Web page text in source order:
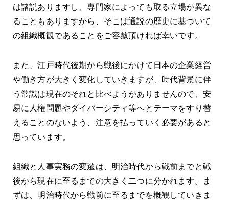
は諸説ありますし、専門家によっても取る立場が異な
ることもありますから、そこは通説の歴史に基づいて
の組織概観であることをご容赦頂ければ幸いです。
また、江戸時代後期から戦後にかけて日本の企業経営
や働き方が大きく変化していきますが、時代背景に伴
う常識は現在のそれと比べようがありませんので、安
易に人権問題やダイバーシティ等へとテーマをすり替
えることのないよう、注意を払っていく必要があると
思っています。
組織と人事実務の変遷は、明治時代から戦前までと戦
後から現在に至るまでの大きく二つに分かれます。ま
ずは、明治時代から戦前に至るまでを概観していきま